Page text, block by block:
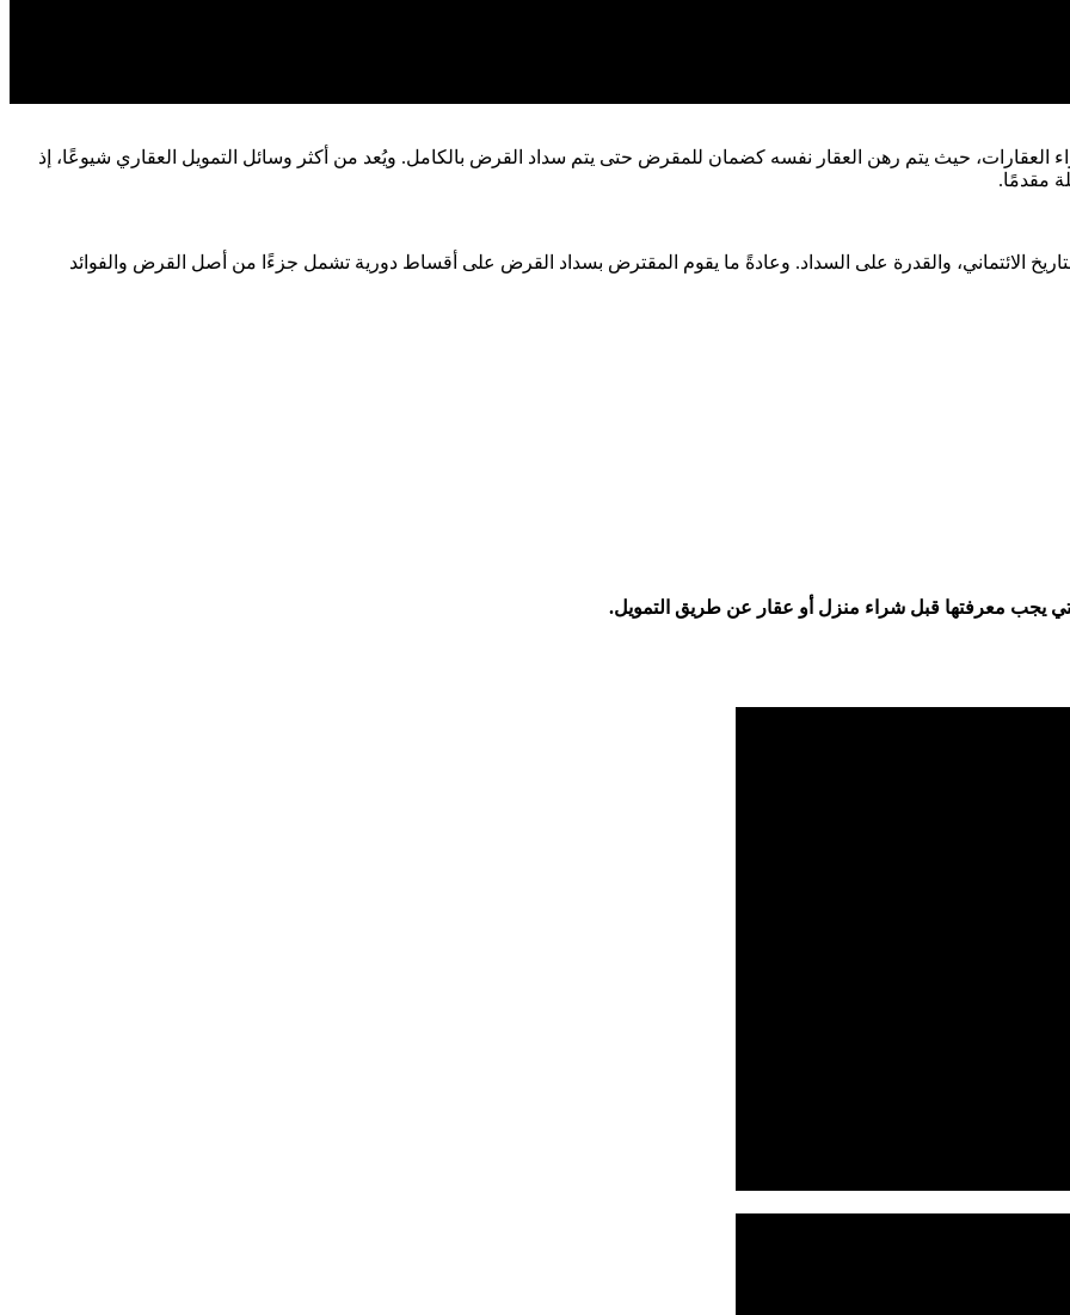
حيث يتم رهن العقار نفسه كضمان للمقرض حتى يتم سداد القرض بالكامل. ويُعد من أكثر وسائل التمويل العقاري شيوعًا، إذ
مقدمًا.
الائتماني، والقدرة على السداد. وعادةً ما يقوم المقترض بسداد القرض على أقساط دورية تشمل جزءًا من أصل القرض والفوائد
يجب معرفتها قبل شراء منزل أو عقار عن طريق التمويل.